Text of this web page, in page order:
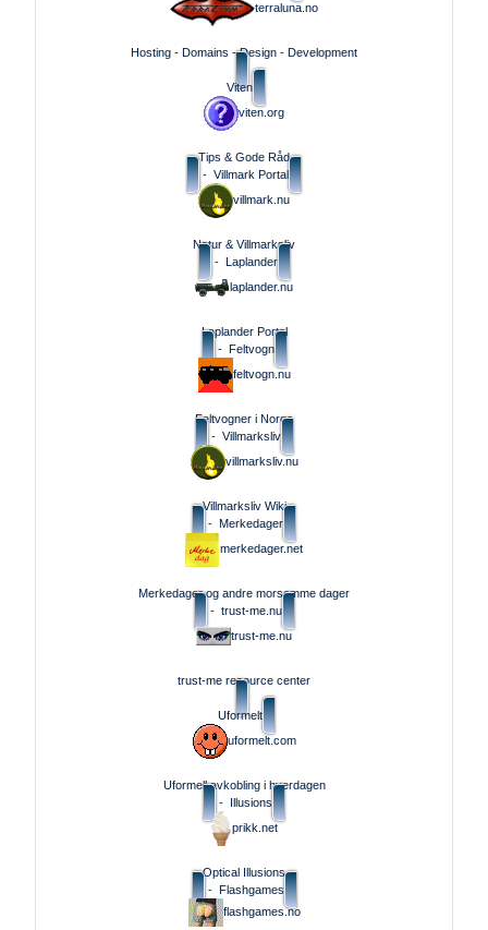
terraluna.no
Hosting - Domains - Design - Development
Viten
viten.org
Tips & Gode Råd
- Villmark Portal
villmark.nu
Natur & Villmarksliv
- Laplander
laplander.nu
Laplander Portal
- Feltvogn
feltvogn.nu
Feltvogner i Norge
- Villmarksliv
villmarksliv.nu
Villmarksliv Wiki
- Merkedager
merkedager.net
Merkedager og andre morsomme dager
- trust-me.nu
trust-me.nu
trust-me resource center
Uformelt
uformelt.com
Uformell avkobling i hverdagen
- Illusions
prikk.net
Optical Illusions
- Flashgames
flashgames.no